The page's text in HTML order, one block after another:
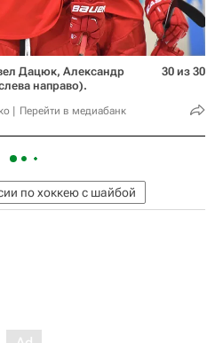
Дацюк, Александр
направо).
Перейти в медиабанк
30 из 30
по хоккею с шайбой